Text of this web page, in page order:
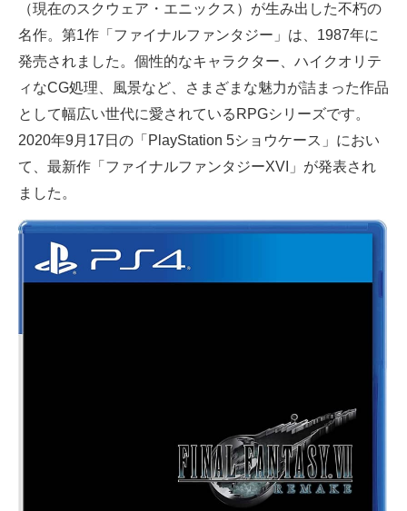
（現在のスクウェア・エニックス）が生み出した不朽の
名作。第1作「ファイナルファンタジー」は、1987年に
発売されました。個性的なキャラクター、ハイクオリテ
ィなCG処理、風景など、さまざまな魅力が詰まった作品
として幅広い世代に愛されているRPGシリーズです。
2020年9月17日の「PlayStation 5ショウケース」におい
て、最新作「ファイナルファンタジーXVI」が発表され
ました。